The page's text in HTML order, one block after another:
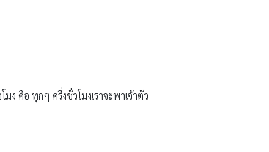
ง คือ ทุกๆ ครึ่งชั่วโมงเราจะพาเจ้าตัว